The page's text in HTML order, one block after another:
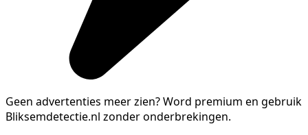
Geen advertenties meer zien?Word premium en gebruik
Bliksemdetectie.nl zonder onderbrekingen.